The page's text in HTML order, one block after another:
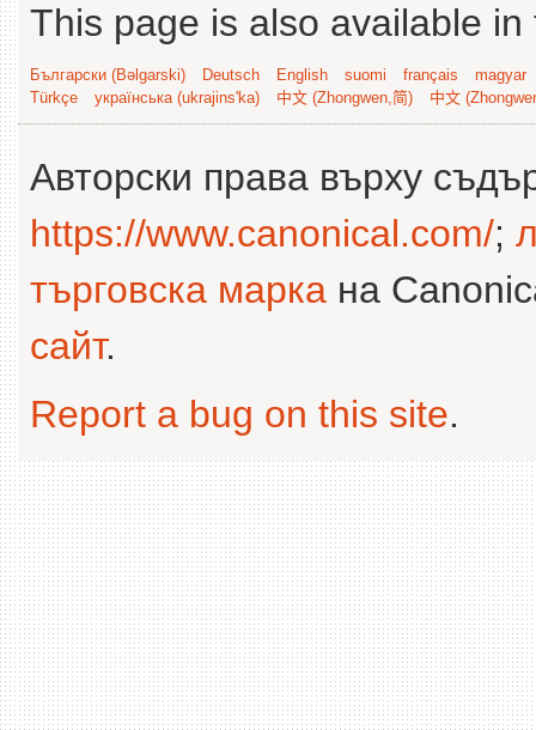
This page is also available
Български (Bəlgarski) Deutsch English suomi français
magyar
Türkçe
українська (ukrajins'ka) 中文 (Zhongwen,简) 中文
Авторски права върху
https://www.canonical.com/;
търговска марка на
сайт.
Report a bug on this site.